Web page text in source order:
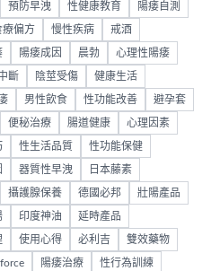
預防早洩 性健康教育 陽痿自測
療偏方 慢性疾病 戒酒
陽痿成因 晨勃 心理性陽痿
斷 陰莖受傷 健康生活
男性飲食 性功能改善 避孕套
便秘治療 腸道健康 心理因素
性生活品質 性功能保健
器質性早洩 日本藤素
攝護腺保養 德國必邦 壯陽產品
印度神油 延時產品
使用心得 必利吉 雙效藥物
陽痿治療 性行為訓練